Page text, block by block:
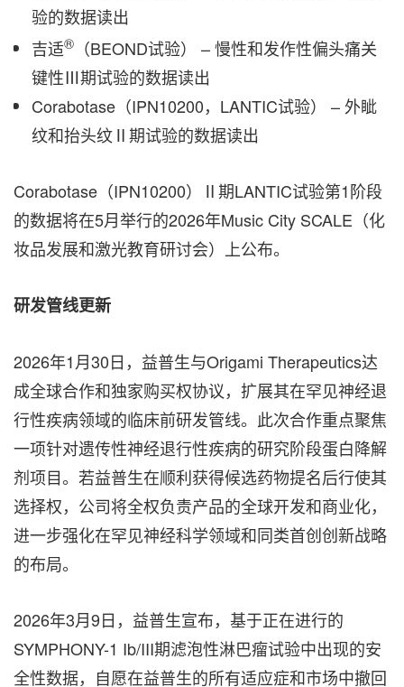
验的数据读出
吉适® （BEOND试验） – 慢性和发作性偏头痛关
键性Ⅲ期试验的数据读出
Corabotase（IPN10200，LANTIC试验） – 外眦
纹和抬头纹Ⅱ期试验的数据读出
Corabotase（IPN10200）Ⅱ期LANTIC试验第1阶段
的数据将在5月举行的2026年Music City SCALE（化
妆品发展和激光教育研讨会）上公布。
研发管线更新
2026年1月30日，益普生与Origami Therapeutics达
成全球合作和独家购买权协议，扩展其在罕见神经退
行性疾病领域的临床前研发管线。此次合作重点聚焦
一项针对遗传性神经退行性疾病的研究阶段蛋白降解
剂项目。若益普生在顺利获得候选药物提名后行使其
选择权，公司将全权负责产品的全球开发和商业化，
进一步强化在罕见神经科学领域和同类首创创新战略
的布局。
2026年3月9日，益普生宣布，基于正在进行的
SYMPHONY-1 Ib/III期滤泡性淋巴瘤试验中出现的安
全性数据，自愿在益普生的所有适应症和市场中撤回